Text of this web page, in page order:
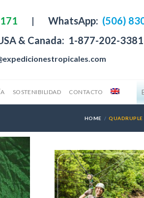
| WhatsApp: (506)
& Canada: 1-877-202-3381
SOSTENIBILIDAD CONTACTO
HOME